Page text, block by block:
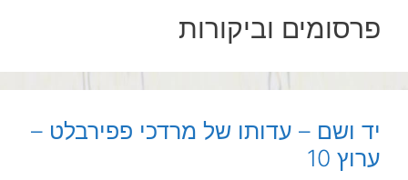
פרסומים וביקורות
יד ושם – עדותו של מרדכי פפירבלט –
ערוץ 10